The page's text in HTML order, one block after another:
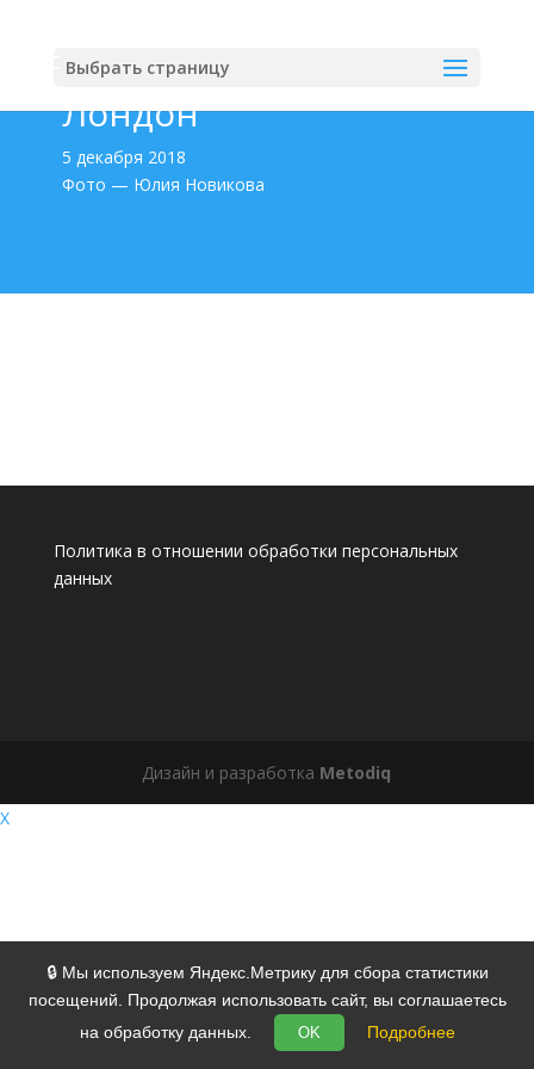
Выбрать страницу
Лондон
5 декабря 2018
Фото — Юлия Новикова
Политика в отношении обработки персональных
данных
🔒 Мы используем Яндекс.Метрику для сбора статистики
посещений. Продолжая использовать сайт, вы соглашаетесь
на обработку данных.
OK Подробнее
Дизайн и разработка Metodiq
X